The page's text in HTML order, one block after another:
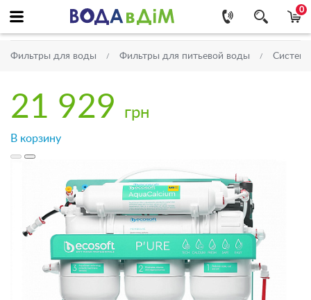
0
Фильтры для воды Фильтры для питьевой воды
21 929 грн
В корзину